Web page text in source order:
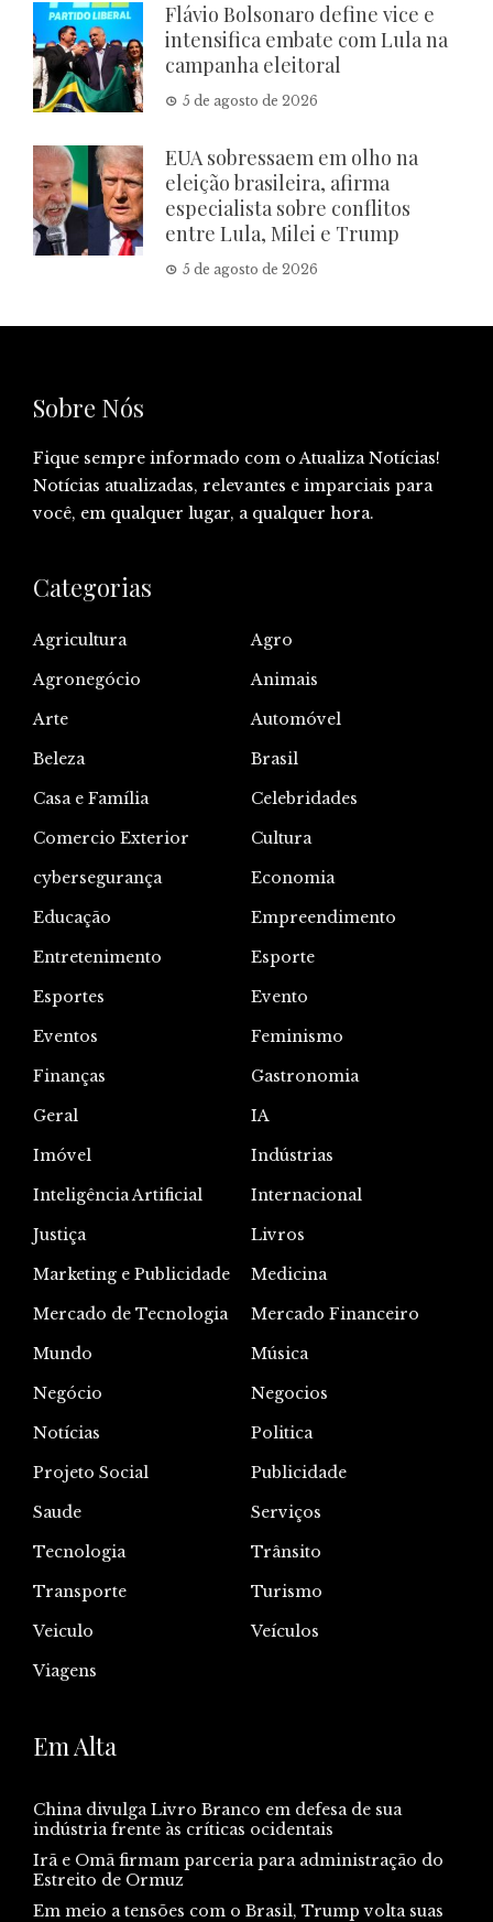
Flávio Bolsonaro define vice e
intensifica embate com Lula na
campanha eleitoral
5 de agosto de 2026
EUA sobressaem em olho na
eleição brasileira, afirma
especialista sobre conflitos
entre Lula, Milei e Trump
5 de agosto de 2026
Sobre Nós
Fique sempre informado com o Atualiza Notícias!
Notícias atualizadas, relevantes e imparciais para
você, em qualquer lugar, a qualquer hora.
Categorias
Agricultura
Agro
Agronegócio
Animais
Arte
Automóvel
Beleza
Brasil
Casa e Família
Celebridades
Comercio Exterior
Cultura
cybersegurança
Economia
Educação
Empreendimento
Entretenimento
Esporte
Esportes
Evento
Eventos
Feminismo
Finanças
Gastronomia
Geral
IA
Imóvel
Indústrias
Inteligência Artificial
Internacional
Justiça
Livros
Marketing e Publicidade
Medicina
Mercado de Tecnologia
Mercado Financeiro
Mundo
Música
Negócio
Negocios
Notícias
Politica
Projeto Social
Publicidade
Saude
Serviços
Tecnologia
Trânsito
Transporte
Turismo
Veiculo
Veículos
Viagens
Em Alta
China divulga Livro Branco em defesa de sua
indústria frente às críticas ocidentais
Irã e Omã firmam parceria para administração do
Estreito de Ormuz
Em meio a tensões com o Brasil, Trump volta suas